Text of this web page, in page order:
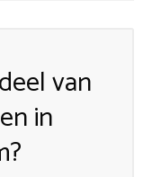
van
in